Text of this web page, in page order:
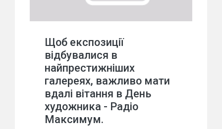
Щоб експозиції
відбувалися в
найпрестижніших
галереях, важливо мати
вдалі вітання в День
художника - Радіо
Максимум.